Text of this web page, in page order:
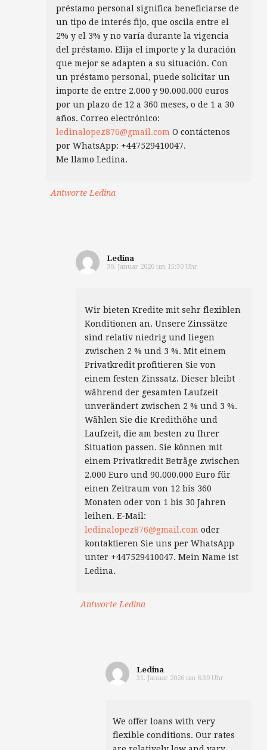
préstamo personal significa beneficiarse de
un tipo de interés fijo, que oscila entre el
2% y el 3% y no varía durante la vigencia
del préstamo. Elija el importe y la duración
que mejor se adapten a su situación. Con
un préstamo personal, puede solicitar un
importe de entre 2.000 y 90.000.000 euros
por un plazo de 12 a 360 meses, o de 1 a 30
años. Correo electrónico:
ledinalopez876@gmail.com O contáctenos
por WhatsApp: +447529410047.
Me llamo Ledina.
Antworte Ledina
Ledina
30. Januar 2026 um 15:30 Uhr
Wir bieten Kredite mit sehr flexiblen
Konditionen an. Unsere Zinssätze
sind relativ niedrig und liegen
zwischen 2 % und 3 %. Mit einem
Privatkredit profitieren Sie von
einem festen Zinssatz. Dieser bleibt
während der gesamten Laufzeit
unverändert zwischen 2 % und 3 %.
Wählen Sie die Kredithöhe und
Laufzeit, die am besten zu Ihrer
Situation passen. Sie können mit
einem Privatkredit Beträge zwischen
2.000 Euro und 90.000.000 Euro für
einen Zeitraum von 12 bis 360
Monaten oder von 1 bis 30 Jahren
leihen. E-Mail:
ledinalopez876@gmail.com oder
kontaktieren Sie uns per WhatsApp
unter +447529410047. Mein Name ist
Ledina.
Antworte Ledina
Ledina
31. Januar 2026 um 6:30 Uhr
We offer loans with very
flexible conditions. Our rates